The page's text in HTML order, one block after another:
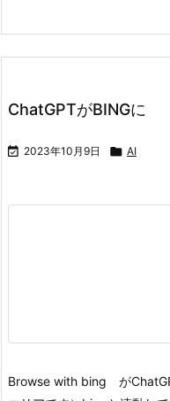
ChatGPTがBINGに
 2023年10月9日  AI
Browse with bing が